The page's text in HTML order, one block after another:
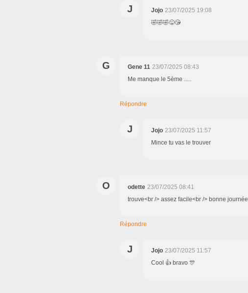
J Jojo 23/07/2025 19:08
🤣🤣🤣😜😘
G Gene 11 23/07/2025 08:43
Me manque le 5ème .....
Répondre
J Jojo 23/07/2025 11:57
Mince tu vas le trouver
O odette 23/07/2025 08:41
trouve<br /> assez facile<br /> bonne journée
Répondre
J Jojo 23/07/2025 11:57
Cool 👍 bravo 🎊